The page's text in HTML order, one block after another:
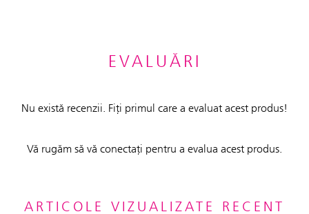
EVALUĂRI
Nu există recenzii. Fiți primul care a evaluat acest produs!
Vă rugăm să vă conectați pentru a evalua acest produs.
ARTICOLE VIZUALIZATE RECENT